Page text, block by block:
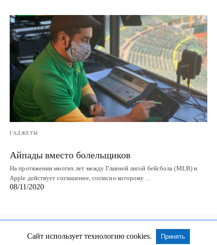
ГАДЖЕТЫ
Айпады вместо болельщиков
На протяжении многих лет между Главной лигой бейсбола (MLB) и
Apple действует соглашение, согласно которому…
08/11/2020
Все права сохранены Посмотреть Non-AMP версию
Сайт использует технологию cookies. Принять